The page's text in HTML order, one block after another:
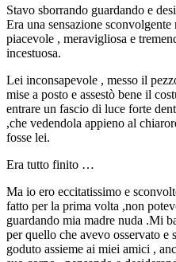
Stavo sborrando guardando e
Era una sensazione sconvolgente
piacevole , meravigliosa e
incestuosa.
Lei inconsapevole , messo il
mise a posto e assestò bene il
entrare un fascio di luce forte
,che vedendola appieno al
fosse lei.
Era tutto finito …
Ma io ero eccitatissimo e
fatto per la prima volta ,non
guardando mia madre nuda .Mi
per quello che avevo osservato
goduto assieme ai miei amici ,